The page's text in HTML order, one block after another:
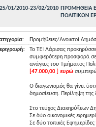
25/01/2010-23/02/2010 ΠΡΟΜΗΘΕΙΑ
ΠΟΛΙΤΙΚΩΝ
Προμήθειες/Ανοικτοί
Το ΤΕΙ Λάρισας
συμφερότερη προσφορά σε
ανάγκες του Τμήματος
[47.000,00 ] ευρώ
Ο διαγωνισμός θα γίνει
δημοσίευση. Περίληψη της
Στο τεύχος Διακηρύξεων
Σε δύο οικονομικές
Σε δύο τοπικές